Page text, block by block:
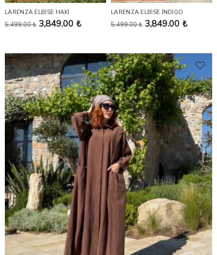
LARENZA ELBİSE HAKİ
5,499.00 ₺ 3,849.00 ₺
LARENZA ELBİSE İNDİGO
5,499.00 ₺ 3,849.00 ₺